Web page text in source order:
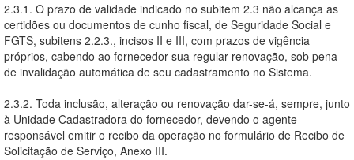
2.3.1. O prazo de validade indicado no subitem 2.3 não alcança as
certidões ou documentos de cunho fiscal, de Seguridade Social e
FGTS, subitens 2.2.3., incisos II e III, com prazos de vigência
próprios, cabendo ao fornecedor sua regular renovação, sob pena
de invalidação automática de seu cadastramento no Sistema.
2.3.2. Toda inclusão, alteração ou renovação dar-se-á, sempre, junto
à Unidade Cadastradora do fornecedor, devendo o agente
responsável emitir o recibo da operação no formulário de Recibo de
Solicitação de Serviço, Anexo III.